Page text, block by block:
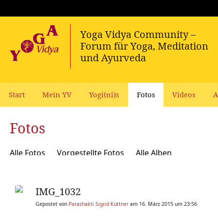
Start Mein YV Yogi(ni)s Fotos Videos
Fotos
Alle Fotos Vorgestellte Fotos Alle Alben
IMG_1032
Gepostet von Parashakti Sigrid Küttner am 16. März 2015 um 23:56